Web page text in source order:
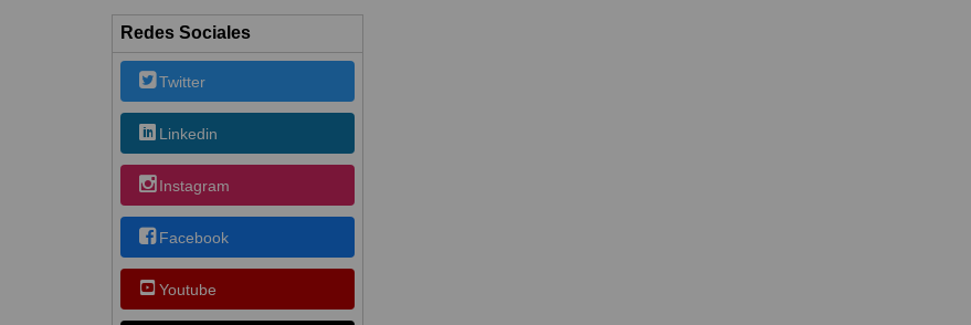
Redes Sociales
Twitter
Linkedin
Instagram
Facebook
Youtube